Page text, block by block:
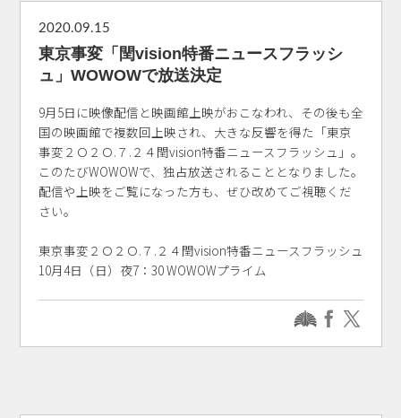
2020.09.15
東京事変「閏vision特番ニュースフラッシ
ュ」WOWOWで放送決定
9月5日に映像配信と映画館上映がおこなわれ、その後も全
国の映画館で複数回上映され、大きな反響を得た「東京
事変２Ｏ２Ｏ.７.２４閏vision特番ニュースフラッシュ」。
このたびWOWOWで、独占放送されることとなりました。
配信や上映をご覧になった方も、ぜひ改めてご視聴くだ
さい。
東京事変２Ｏ２Ｏ.７.２４閏vision特番ニュースフラッシュ
10月4日（日）夜7：30 WOWOWプライム